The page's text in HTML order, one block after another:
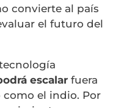
convierte al país
el futuro del
escalar fuera
el indio. Por